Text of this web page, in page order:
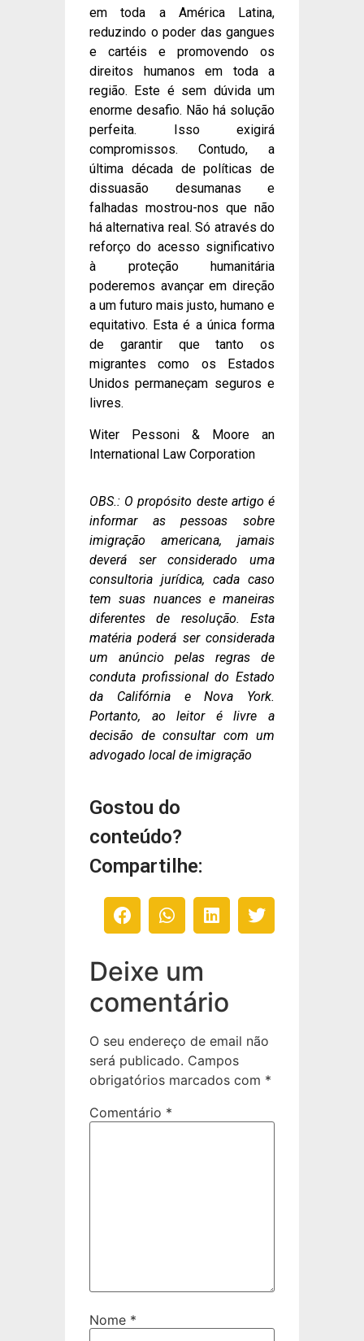
em toda a América Latina,
reduzindo o poder das gangues
e cartéis e promovendo os
direitos humanos em toda a
região. Este é sem dúvida um
enorme desafio. Não há solução
perfeita. Isso exigirá
compromissos. Contudo, a
última década de políticas de
dissuasão desumanas e
falhadas mostrou-nos que não
há alternativa real. Só através do
reforço do acesso significativo
à proteção humanitária
poderemos avançar em direção
a um futuro mais justo, humano e
equitativo. Esta é a única forma
de garantir que tanto os
migrantes como os Estados
Unidos permaneçam seguros e
livres.
Witer Pessoni & Moore an
International Law Corporation
OBS.: O propósito deste artigo é
informar as pessoas sobre
imigração americana, jamais
deverá ser considerado uma
consultoria jurídica, cada caso
tem suas nuances e maneiras
diferentes de resolução. Esta
matéria poderá ser considerada
um anúncio pelas regras de
conduta profissional do Estado
da Califórnia e Nova York.
Portanto, ao leitor é livre a
decisão de consultar com um
advogado local de imigração
Gostou do
conteúdo?
Compartilhe:
Deixe um
comentário
O seu endereço de email não
será publicado. Campos
obrigatórios marcados com *
Comentário *
Nome *